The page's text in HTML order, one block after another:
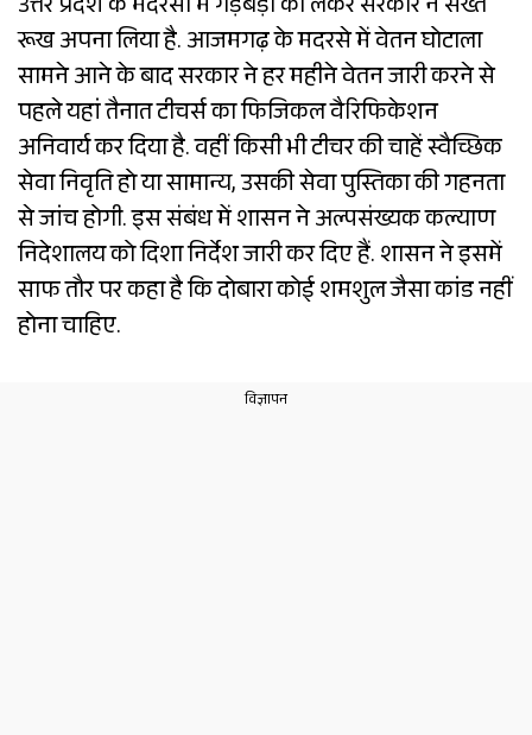
उत्तर प्रदेश के मदरसों में गड़बड़ी को लेकर सरकार ने सख्त
रूख अपना लिया है. आजमगढ़ के मदरसे में वेतन घोटाला
सामने आने के बाद सरकार ने हर महीने वेतन जारी करने से
पहले यहां तैनात टीचर्स का फिजिकल वैरिफिकेशन
अनिवार्य कर दिया है. वहीं किसी भी टीचर की चाहें स्वैच्छिक
सेवा निवृति हो या सामान्य, उसकी सेवा पुस्तिका की गहनता
से जांच होगी. इस संबंध में शासन ने अल्पसंख्यक कल्याण
निदेशालय को दिशा निर्देश जारी कर दिए हैं. शासन ने इसमें
साफ तौर पर कहा है कि दोबारा कोई शमशुल जैसा कांड नहीं
होना चाहिए.